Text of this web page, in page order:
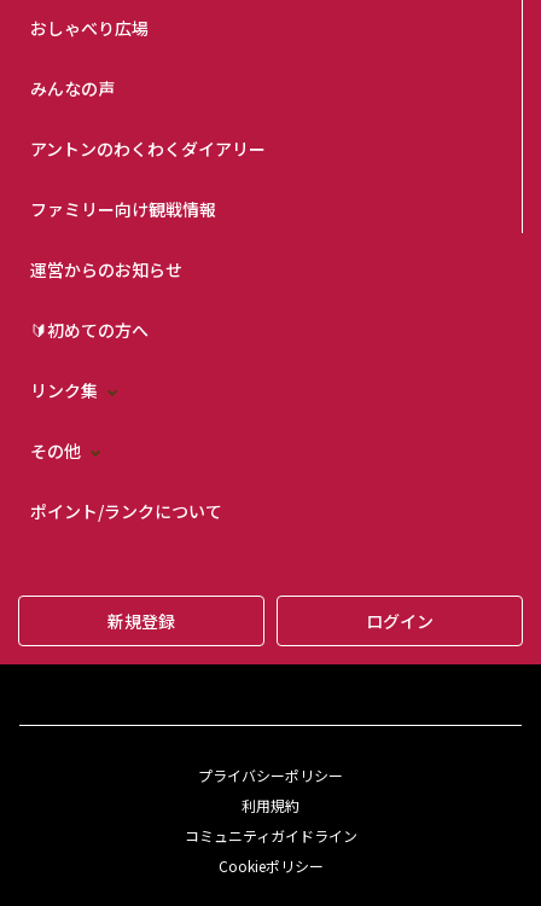
おしゃべり広場
みんなの声
アントンのわくわくダイアリー
ファミリー向け観戦情報
運営からのお知らせ
🔰初めての方へ
リンク集
その他
ポイント/ランクについて
新規登録 ログイン
プライバシーポリシー
利用規約
コミュニティガイドライン
Cookieポリシー